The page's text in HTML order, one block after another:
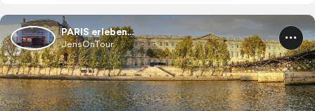
PARIS erleben...
JensOnTour